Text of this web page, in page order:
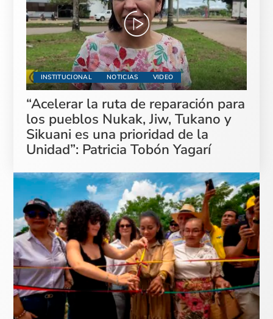
INSTITUCIONAL NOTICIAS VIDEO
“Acelerar la ruta de reparación para
los pueblos Nukak, Jiw, Tukano y
Sikuani es una prioridad de la
Unidad”: Patricia Tobón Yagarí